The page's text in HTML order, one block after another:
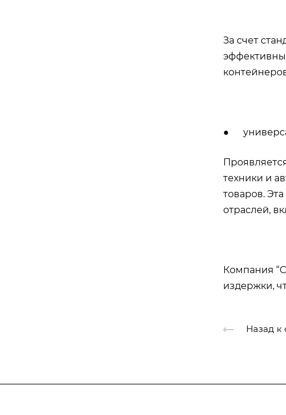
За счет
●
техники и
товаров.
отраслей,
Компания
издержки,
Назад к